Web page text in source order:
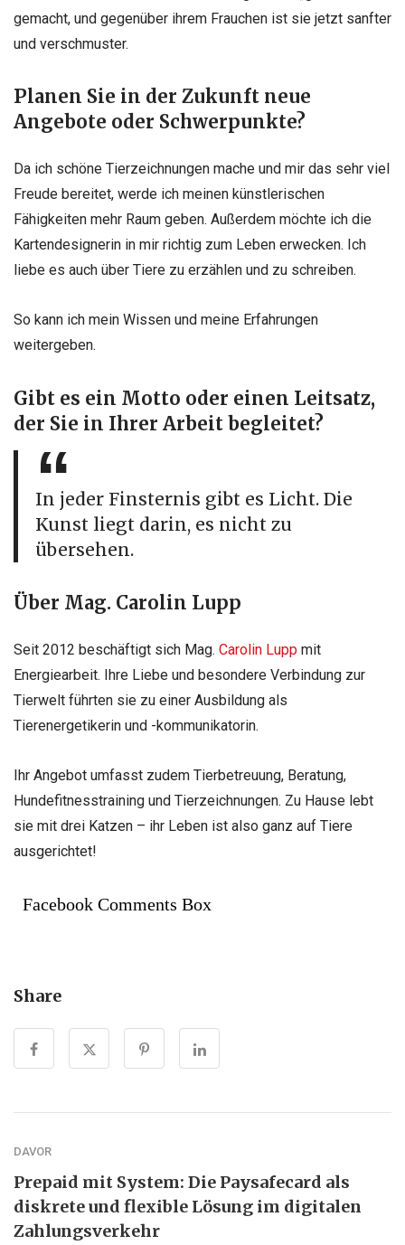
gemacht, und gegenüber ihrem Frauchen ist sie jetzt sanfter
und verschmuster.
Planen Sie in der Zukunft neue
Angebote oder Schwerpunkte?
Da ich schöne Tierzeichnungen mache und mir das sehr viel
Freude bereitet, werde ich meinen künstlerischen
Fähigkeiten mehr Raum geben. Außerdem möchte ich die
Kartendesignerin in mir richtig zum Leben erwecken. Ich
liebe es auch über Tiere zu erzählen und zu schreiben.
So kann ich mein Wissen und meine Erfahrungen
weitergeben.
Gibt es ein Motto oder einen Leitsatz,
der Sie in Ihrer Arbeit begleitet?
In jeder Finsternis gibt es Licht. Die
Kunst liegt darin, es nicht zu
übersehen.
Über Mag. Carolin Lupp
Seit 2012 beschäftigt sich Mag. Carolin Lupp mit
Energiearbeit. Ihre Liebe und besondere Verbindung zur
Tierwelt führten sie zu einer Ausbildung als
Tierenergetikerin und -kommunikatorin.
Ihr Angebot umfasst zudem Tierbetreuung, Beratung,
Hundefitnesstraining und Tierzeichnungen. Zu Hause lebt
sie mit drei Katzen – ihr Leben ist also ganz auf Tiere
ausgerichtet!
Facebook Comments Box
Share
DAVOR
Prepaid mit System: Die Paysafecard als
diskrete und flexible Lösung im digitalen
Zahlungsverkehr